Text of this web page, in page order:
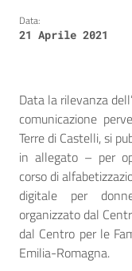
Data:
21 Aprile 2021
Data la rilevanza
comunicazione
Terre di Castelli, si
in allegato – per
corso di
digitale per
organizzato dal
dal Centro per le
Emilia-Romagna.